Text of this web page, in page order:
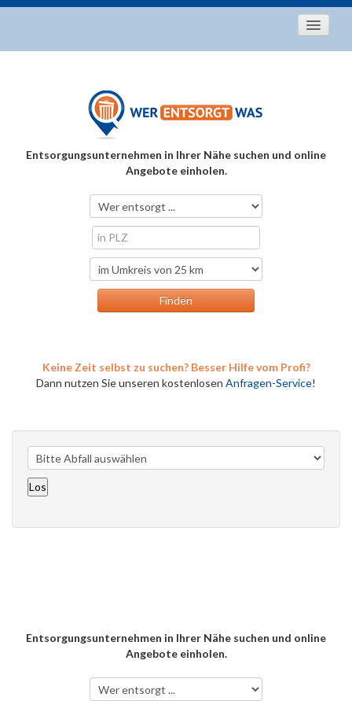
Entsorgungstipps
Über uns
Entsorgungsunternehmen in Ihrer Nähe suchen und online
Angebote einholen.
Keine Zeit selbst zu suchen? Besser Hilfe vom Profi?
Dann nutzen Sie unseren kostenlosen Anfragen-Service!
Entsorgungsunternehmen in Ihrer Nähe suchen und online
Angebote einholen.